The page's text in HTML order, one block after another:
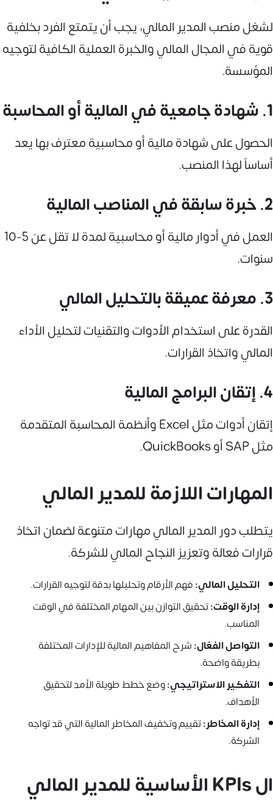
لشغل منصب المدير المالي، يجب أن يتمتع الفرد بخلفية
قوية في المجال المالي والخبرة العملية الكافية لتوجيه
المؤسسة.
1. شهادة جامعية في المالية أو المحاسبة
الحصول على شهادة مالية أو محاسبية معترف بها يعد
أساساً لهذا المنصب.
2. خبرة سابقة في المناصب المالية
العمل في أدوار مالية أو محاسبية لمدة لا تقل عن 5-10
سنوات.
3. معرفة عميقة بالتحليل المالي
القدرة على استخدام الأدوات والتقنيات لتحليل الأداء
المالي واتخاذ القرارات.
4. إتقان البرامج المالية
إتقان أدوات مثل Excel وأنظمة المحاسبة المتقدمة
مثل SAP أو QuickBooks.
المهارات اللازمة للمدير المالي
يتطلب دور المدير المالي مهارات متنوعة لضمان اتخاذ
قرارات فعالة وتعزيز النجاح المالي للشركة.
التحليل المالي:فهم الأرقام وتحليلها بدقة لتوجيه القرارات.
إدارة الوقت:تحقيق التوازن بين المهام المختلفة في الوقت
المناسب.
التواصل الفعّال:شرح المفاهيم المالية للإدارات المختلفة
بطريقة واضحة.
التفكير الاستراتيجي:وضع خطط طويلة الأمد لتحقيق
الأهداف.
إدارة المخاطر:تقييم وتخفيف المخاطر المالية التي قد تواجه
الشركة.
ال KPIs الأساسية للمدير المالي